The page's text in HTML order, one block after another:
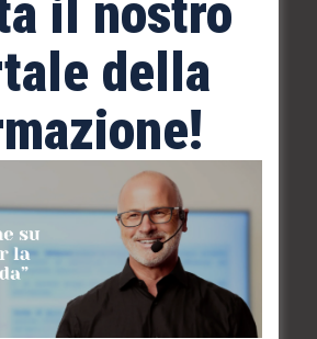
un Portale Web collegato ad
umane) e della tenuta del Libro
con gli adempimenti connessi.
SCOPRI DI PIÙ
FORMAZIONE
è docente in corsi, seminari e
il nostro
della